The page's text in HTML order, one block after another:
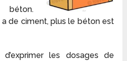
de ciment, plus le béton est
les dosages de